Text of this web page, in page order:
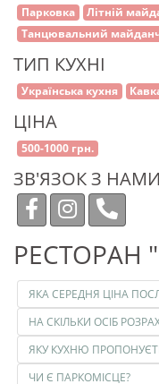
Парковка Літній
Танцювальний
ТИП КУХНІ
Українська кухня
ЦІНА
500-1000 грн.
ЗВ'ЯЗОК З
РЕСТОРАН
ЯКА СЕРЕДНЯ ЦІНА
НА СКІЛЬКИ ОСІБ
ЯКУ КУХНЮ
ЧИ Є ПАРКОМІСЦЕ?